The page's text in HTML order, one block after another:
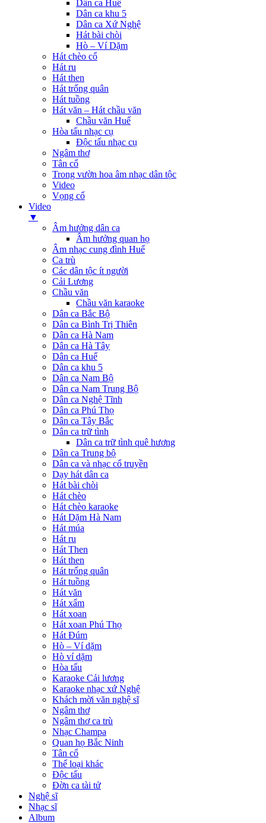
Dân ca Huế
Dân ca khu 5
Dân ca Xứ Nghệ
Hát bài chòi
Hò – Ví Dặm
Hát chèo cổ
Hát ru
Hát then
Hát trống quân
Hát tuồng
Hát văn – Hát chầu văn
Chầu văn Huế
Hòa tấu nhạc cụ
Độc tấu nhạc cụ
Ngâm thơ
Tân cổ
Trong vườn hoa âm nhạc dân tộc
Video
Vọng cổ
Video
▼
Âm hưởng dân ca
Âm hưởng quan họ
Âm nhạc cung đình Huế
Ca trù
Các dân tộc ít người
Cải Lương
Chầu văn
Chầu văn karaoke
Dân ca Bắc Bộ
Dân ca Bình Trị Thiên
Dân ca Hà Nam
Dân ca Hà Tây
Dân ca Huế
Dân ca khu 5
Dân ca Nam Bộ
Dân ca Nam Trung Bộ
Dân ca Nghệ Tĩnh
Dân ca Phú Thọ
Dân ca Tây Bắc
Dân ca trữ tình
Dân ca trữ tình quê hương
Dân ca Trung bộ
Dân ca và nhạc cổ truyền
Dạy hát dân ca
Hát bài chòi
Hát chèo
Hát chèo karaoke
Hát Dặm Hà Nam
Hát múa
Hát ru
Hát Then
Hát then
Hát trống quân
Hát tuồng
Hát văn
Hát xẩm
Hát xoan
Hát xoan Phú Thọ
Hát Đúm
Hò – Ví dặm
Hò ví dặm
Hòa tấu
Karaoke Cải lương
Karaoke nhạc xứ Nghệ
Khách mời văn nghệ sĩ
Ngâm thơ
Ngâm thơ ca trù
Nhạc Champa
Quan họ Bắc Ninh
Tân cổ
Thể loại khác
Độc tấu
Đờn ca tài tử
Nghệ sĩ
Nhạc sĩ
Album